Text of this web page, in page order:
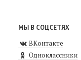
МЫ В СОЦСЕТЯХ
ВКонтакте
Одноклассники